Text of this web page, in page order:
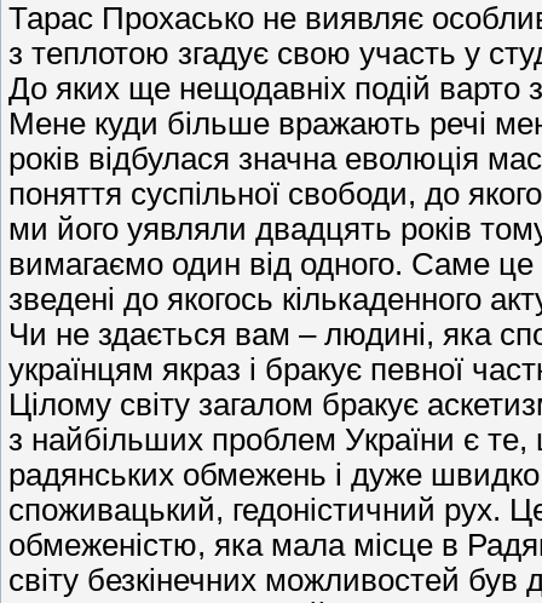
Тарас Прохасько не виявляє
з теплотою згадує свою участь у
До яких ще нещодавніх подій варто
Мене куди більше вражають речі
років відбулася значна еволюція
поняття суспільної свободи, до
ми його уявляли двадцять років
вимагаємо один від одного. Саме це
зведені до якогось кількаденного
Чи не здається вам – людині, яка
українцям якраз і бракує певної
Цілому світу загалом бракує
з найбільших проблем України є те,
радянських обмежень і дуже
споживацький, гедоністичний рух.
обмеженістю, яка мала місце в
світу безкінечних можливостей